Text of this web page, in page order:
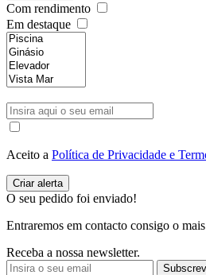
Com rendimento
Em destaque
Aceito a Política de Privacidade e
O seu pedido foi enviado!
Entraremos em contacto consigo o
Receba a nossa newsletter.